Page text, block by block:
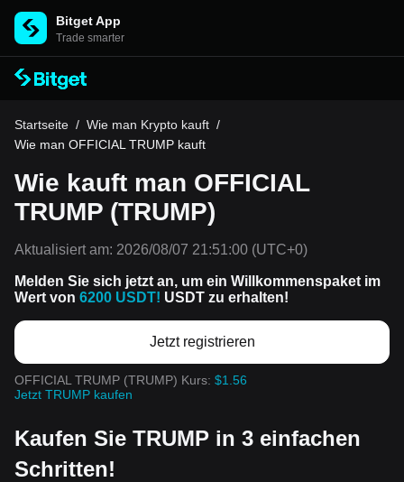
Bitget App
Trade smarter
Startseite / Wie man Krypto kauft /
Wie man OFFICIAL TRUMP kauft
Wie kauft man OFFICIAL
TRUMP (TRUMP)
Aktualisiert am: 2026/08/07 21:51:00 (UTC+0)
Melden Sie sich jetzt an, um ein Willkommenspaket im
Wert von 6200 USDT! USDT zu erhalten!
Jetzt registrieren
OFFICIAL TRUMP (TRUMP) Kurs: $1.56
Jetzt TRUMP kaufen
Kaufen Sie TRUMP in 3 einfachen
Schritten!